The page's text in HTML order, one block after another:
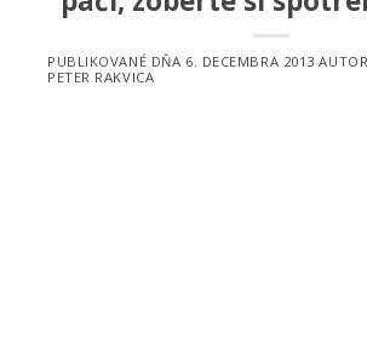
PUBLIKOVANÉ DŇA 6. DECEMBRA 2013
PETER RAKVICA